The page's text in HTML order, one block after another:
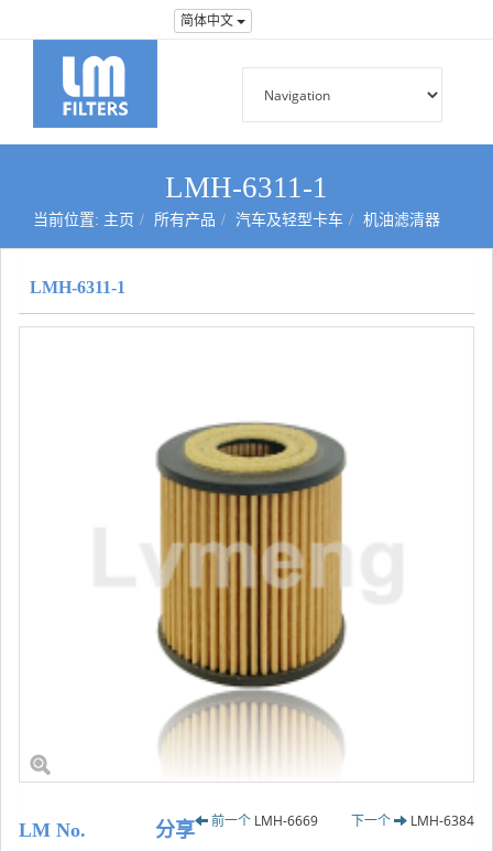
简体中文
LMH-6311-1
当前位置: 主页 所有产品 汽车及轻型卡车 机油滤清器
LMH-6311-1
LM No. 分享 前一个 LMH-6669 下一个 LMH-6384